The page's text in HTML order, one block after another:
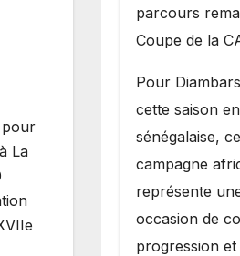
pour
La
parcours
Coupe de la
Pour
cette saison
sénégalaise,
campagne
représente
occasion de
progression